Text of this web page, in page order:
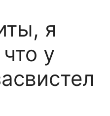
я
у